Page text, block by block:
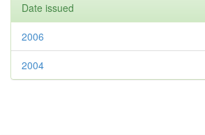
Date issued
2006
2004